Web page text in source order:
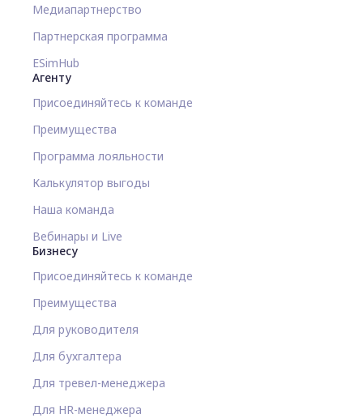
Медиапартнерство
Партнерская программа
ESimHub
Агенту
Присоединяйтесь к команде
Преимущества
Программа лояльности
Калькулятор выгоды
Наша команда
Вебинары и Live
Бизнесу
Присоединяйтесь к команде
Преимущества
Для руководителя
Для бухгалтера
Для тревел-менеджера
Для HR-менеджера